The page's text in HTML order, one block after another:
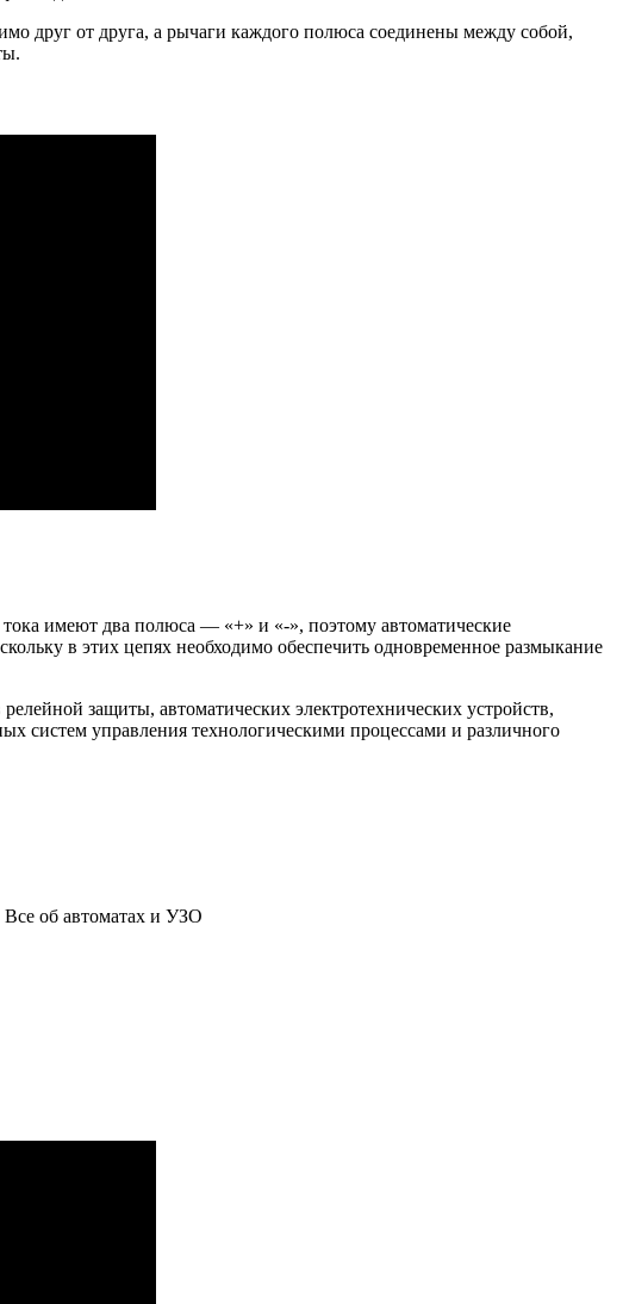
друг от друга, а рычаги каждого полюса соединены между собой,
имеют два полюса — «+» и «-», поэтому автоматические
в этих цепях необходимо обеспечить одновременное размыкание
защиты, автоматических электротехнических устройств,
систем управления технологическими процессами и различного
Все об автоматах и ​​УЗО